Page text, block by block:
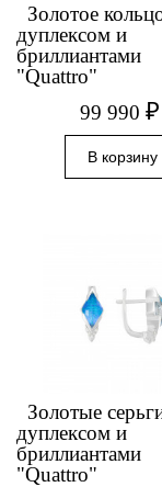
Золотое
дуплексом и
бриллиантами
"Quattro"
99 990₽
Золотые
дуплексом и
бриллиантами
"Quattro"